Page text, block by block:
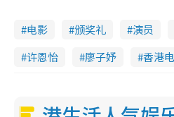
电影 颁奖礼 演员
许恩怡
廖子妤 香港